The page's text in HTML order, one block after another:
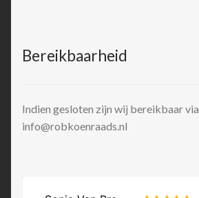
Bereikbaarheid
Indien gesloten zijn wij bereikbaar via
info@robkoenraads.nl